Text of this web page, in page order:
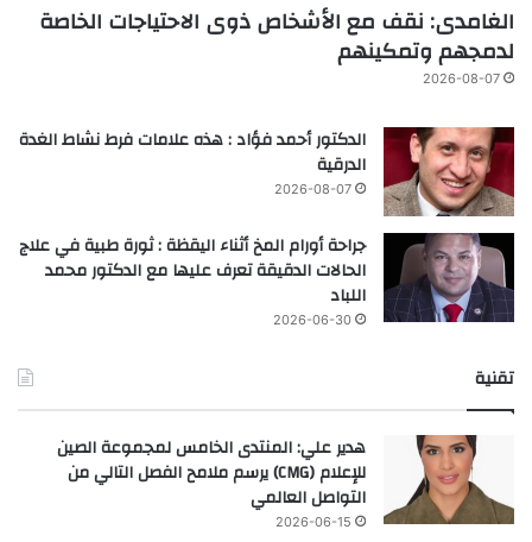
الغامدى: نقف مع الأشخاص ذوى الاحتياجات الخاصة
لدمجهم وتمكينهم
2026-08-07
الدكتور أحمد فؤاد : هذه علامات فرط نشاط الغدة
الدرقية
2026-08-07
جراحة أورام المخ أثناء اليقظة : ثورة طبية في علاج
الحالات الدقيقة تعرف عليها مع الدكتور محمد
اللباد
2026-06-30
تقنية
هدير علي: المنتدى الخامس لمجموعة الصين
للإعلام (CMG) يرسم ملامح الفصل التالي من
التواصل العالمي
2026-06-15